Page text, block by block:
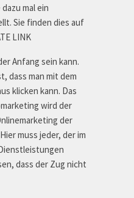
mal ein
Sie finden dies auf
LINK
Anfang sein kann.
dass man mit dem
klicken kann. Das
wird der
der
muss jeder, der im
dass der Zug nicht